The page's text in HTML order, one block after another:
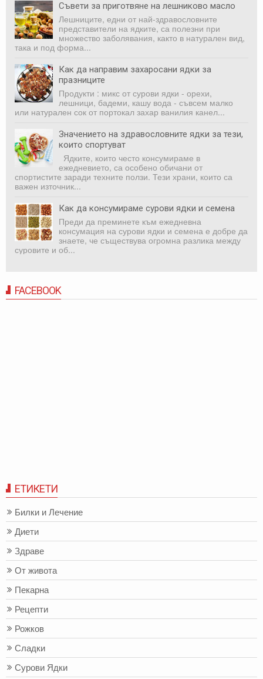
Съвети за приготвяне на лешниково масло
Лешниците, едни от най-здравословните
представители на ядките, са полезни при
множество заболявания, както в натурален вид,
така и под форма...
Как да направим захаросани ядки за
празниците
Продукти : микс от сурови ядки - орехи,
лешници, бадеми, кашу вода - съвсем малко
или натурален сок от портокал захар ванилия канел...
Значението на здравословните ядки за тези,
които спортуват
Ядките, които често консумираме в
ежедневието, са особено обичани от
спортистите заради техните ползи. Тези храни, които са
важен източник...
Как да консумираме сурови ядки и семена
Преди да преминете към ежедневна
консумация на сурови ядки и семена е добре да
знаете, че съществува огромна разлика между
суровите и об...
FACEBOOK
ЕТИКЕТИ
Билки и Лечение
Диети
Здраве
От живота
Пекарна
Рецепти
Рожков
Сладки
Сурови Ядки